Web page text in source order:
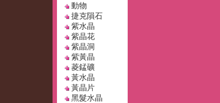
動物
捷克隕石
紫水晶
紫晶花
紫晶洞
紫黃晶
菱錳礦
黃水晶
黃晶片
黑髮水晶